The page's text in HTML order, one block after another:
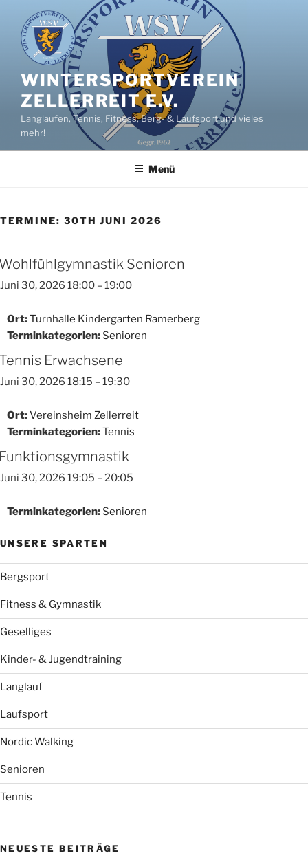
Inhalt
springen
WINTERSPORTVEREIN
ZELLERREIT E.V.
Langlaufen, Tennis, Fitness, Berg- & Laufsport und vieles
mehr!
Menü
TERMINE: 30TH JUNI 2026
Senioren
Juni 30, 2026 18:00 –19:00
Ort:Turnhalle Kindergarten Ramerberg
Terminkategorien: Senioren
Erwachsene
Juni 30, 2026 18:15 –19:30
Ort:Vereinsheim Zellerreit
Terminkategorien:Tennis
Juni 30, 2026 19:05 –20:05
Terminkategorien: Senioren
UNSERE SPARTEN
Bergsport
Fitness & Gymnastik
Geselliges
Kinder- & Jugendtraining
Langlauf
Laufsport
Nordic Walking
Senioren
Tennis
NEUESTE BEITRÄGE